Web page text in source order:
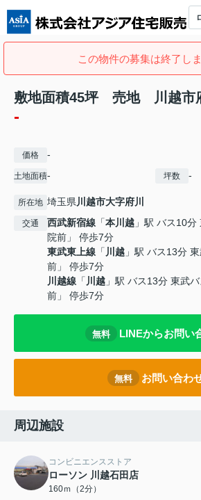
この物件の募集は終了しま
敷地面積45坪 売地 川越市
-
価格 -
土地面積- 坪数 -
所在地 埼玉県川越市大字府川
交通 西武新宿線 「本川越 」駅 バス10
院前」 停歩7分
東武東上線 「 川越 」駅 バス13分
前」 停歩7分
川越線 「 川越 」駅 バス13分 東武
前」 停歩7分
無料 LINEからお問い
無料 お問い合わ
周辺施設
コンビニエンスストア
ローソン 川越石田店
160ｍ（2分）